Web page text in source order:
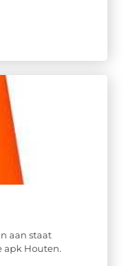
aan staat
apk Houten.